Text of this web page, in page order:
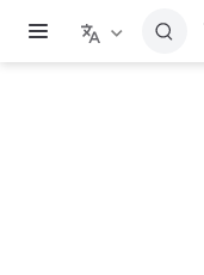
跳至主要內容